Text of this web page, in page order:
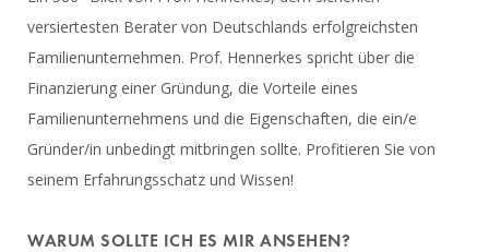
versiertesten Berater von Deutschlands erfolgreichsten
Familienunternehmen. Prof. Hennerkes spricht über die
Finanzierung einer Gründung, die Vorteile eines
Familienunternehmens und die Eigenschaften, die ein/e
Gründer/in unbedingt mitbringen sollte. Profitieren Sie von
seinem Erfahrungsschatz und Wissen!
WARUM SOLLTE ICH ES MIR ANSEHEN?